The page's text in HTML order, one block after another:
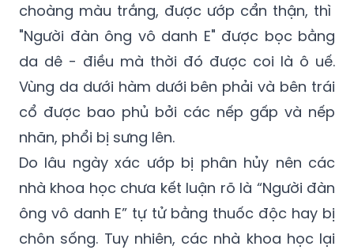
choàng màu trắng, được ướp cẩn thận, thì
"Người đàn ông vô danh E" được bọc bằng
da dê - điều mà thời đó được coi là ô uế.
Vùng da dưới hàm dưới bên phải và bên trái
cổ được bao phủ bởi các nếp gấp và nếp
nhăn, phổi bị sưng lên.
Do lâu ngày xác ướp bị phân hủy nên các
nhà khoa học chưa kết luận rõ là “Người đàn
ông vô danh E” tự tử bằng thuốc độc hay bị
chôn sống. Tuy nhiên, các nhà khoa học lại